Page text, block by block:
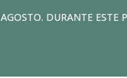
DURANTE